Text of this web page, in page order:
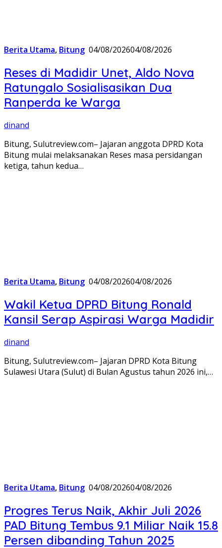
Berita Utama, Bitung 04/08/202604/08/2026
Reses di Madidir Unet, Aldo Nova
Ratungalo Sosialisasikan Dua
Ranperda ke Warga
dinand
Bitung, Sulutreview.com– Jajaran anggota DPRD Kota
Bitung mulai melaksanakan Reses masa persidangan
ketiga, tahun kedua…
Berita Utama, Bitung 04/08/202604/08/2026
Wakil Ketua DPRD Bitung Ronald
Kansil Serap Aspirasi Warga Madidir
dinand
Bitung, Sulutreview.com– Jajaran DPRD Kota Bitung
Sulawesi Utara (Sulut) di Bulan Agustus tahun 2026 ini,…
Berita Utama, Bitung 04/08/202604/08/2026
Progres Terus Naik, Akhir Juli 2026
PAD Bitung Tembus 9.1 Miliar Naik 15.8
Persen dibanding Tahun 2025